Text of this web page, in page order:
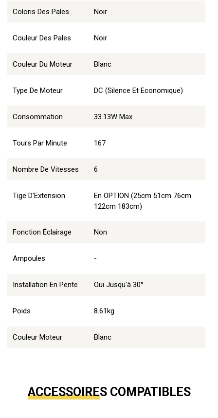
Coloris Des Pales Noir
Couleur Des Pales Noir
Couleur Du Moteur Blanc
Type De Moteur DC (Silence Et Economique)
Consommation 33.13W Max
Tours Par Minute 167
Nombre De Vitesses 6
Tige D'Extension
En OPTION (25cm 51cm 76cm
122cm 183cm)
Fonction Éclairage Non
Ampoules -
Installation En Pente Oui Jusqu'à 30°
Poids 8.61kg
Couleur Moteur Blanc
ACCESSOIRES COMPATIBLES